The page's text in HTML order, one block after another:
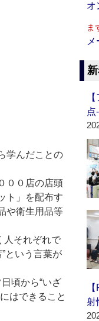
学んだことの
００店の店頭
ト」を配布す
や衛生用品等
人それぞれで
という言葉が
頃から“いざ
はできること
オ
ま
点
射